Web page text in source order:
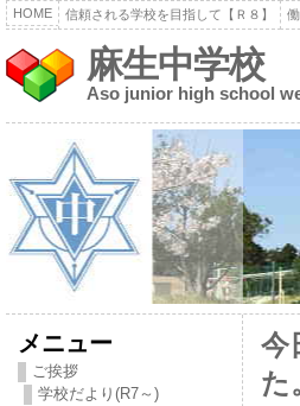
HOME 信頼される学校を目指して【Ｒ８】
麻生中学校
Aso junior high school
メニュー
ご挨拶
学校だより(R7～)
今
た